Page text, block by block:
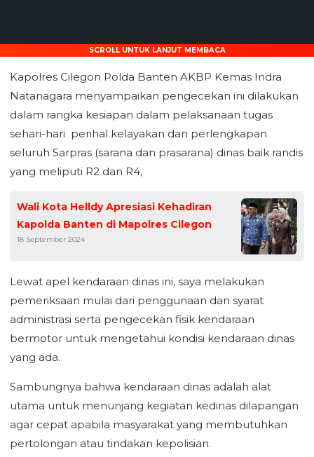
SCROLL UNTUK LANJUT MEMBACA
Kapolres Cilegon Polda Banten AKBP Kemas Indra
Natanagara menyampaikan pengecekan ini dilakukan
dalam rangka kesiapan dalam pelaksanaan tugas
sehari-hari perihal kelayakan dan perlengkapan
seluruh Sarpras (sarana dan prasarana) dinas baik randis
yang meliputi R2 dan R4,
Wali Kota Helldy Apresiasi Kehadiran
Kapolda Banten di Mapolres Cilegon
18 September 2024
Lewat apel kendaraan dinas ini, saya melakukan
pemeriksaan mulai dari penggunaan dan syarat
administrasi serta pengecekan fisik kendaraan
bermotor untuk mengetahui kondisi kendaraan dinas
yang ada.
Sambungnya bahwa kendaraan dinas adalah alat
utama untuk menunjang kegiatan kedinas dilapangan
agar cepat apabila masyarakat yang membutuhkan
pertolongan atau tindakan kepolisian.